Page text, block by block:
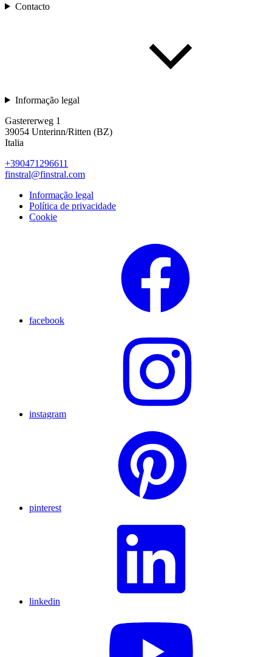
Contacto
Informação legal
Gastererweg 1
39054 Unterinn/Ritten (BZ)
Italia
+390471296611
finstral@finstral.com
Informação legal
Política de privacidade
Cookie
facebook
instagram
pinterest
linkedin